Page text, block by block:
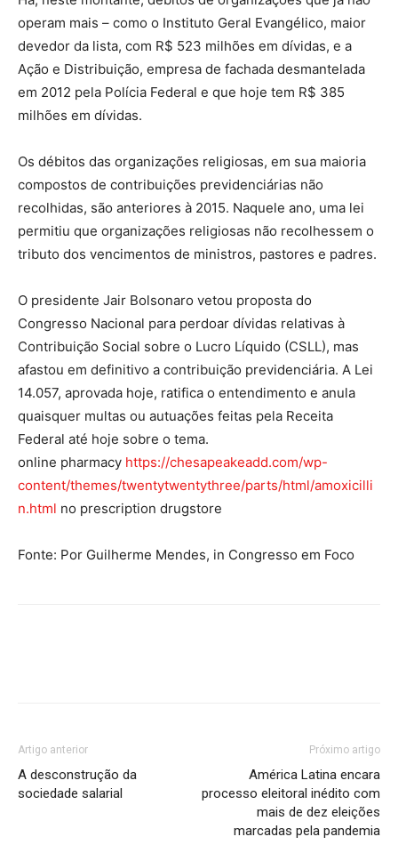
operam mais – como o Instituto Geral Evangélico, maior
devedor da lista, com R$ 523 milhões em dívidas, e a
Ação e Distribuição, empresa de fachada desmantelada
em 2012 pela Polícia Federal e que hoje tem R$ 385
milhões em dívidas.
Os débitos das organizações religiosas, em sua maioria
compostos de contribuições previdenciárias não
recolhidas, são anteriores à 2015. Naquele ano, uma lei
permitiu que organizações religiosas não recolhessem o
tributo dos vencimentos de ministros, pastores e padres.
O presidente Jair Bolsonaro vetou proposta do
Congresso Nacional para perdoar dívidas relativas à
Contribuição Social sobre o Lucro Líquido (CSLL), mas
afastou em definitivo a contribuição previdenciária. A Lei
14.057, aprovada hoje, ratifica o entendimento e anula
quaisquer multas ou autuações feitas pela Receita
Federal até hoje sobre o tema.
online pharmacy https://chesapeakeadd.com/wp-
content/themes/twentytwentythree/parts/html/amoxicilli
n.html no prescription drugstore
Fonte: Por Guilherme Mendes, in Congresso em Foco
Artigo anterior
A desconstrução da
sociedade salarial
Próximo artigo
América Latina encara
processo eleitoral inédito com
mais de dez eleições
marcadas pela pandemia